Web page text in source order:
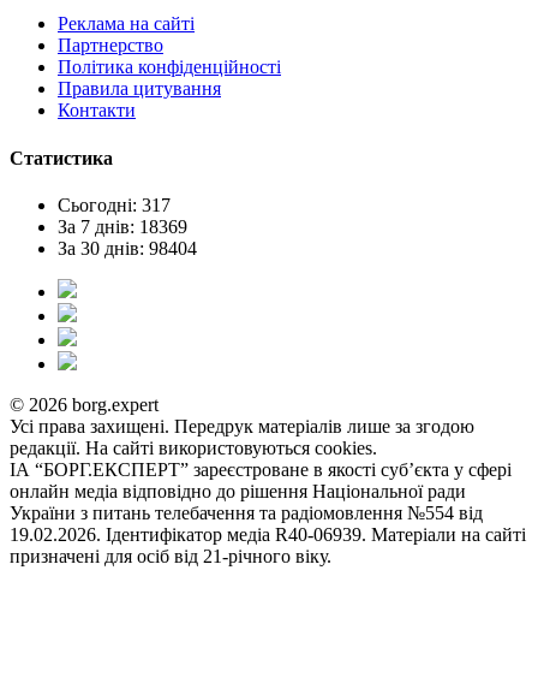
Реклама на сайтi
Партнерство
Політика конфіденційності
Правила цитування
Контакти
Статистика
Сьогодні: 317
За 7 днів: 18369
За 30 днів: 98404
© 2026 borg.expert
Усі права захищені. Передрук матеріалів лише за згодою
редакції. На сайті використовуються cookies.
ІА “БОРГ.ЕКСПЕРТ” зареєстроване в якості суб’єкта у сфері
онлайн медіа відповідно до рішення Національної ради
України з питань телебачення та радіомовлення №554 від
19.02.2026. Ідентифікатор медіа R40-06939. Матеріали на сайті
призначені для осіб від 21-річного віку.